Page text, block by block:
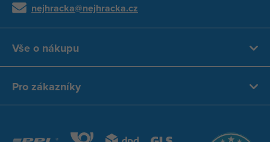
nejhracka@nejhracka.cz
Vše o nákupu
Pro zákazníky